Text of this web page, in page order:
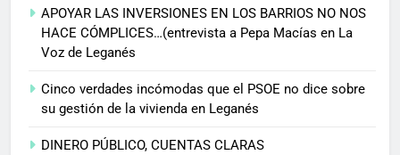
APOYAR LAS INVERSIONES EN LOS BARRIOS NO NOS
HACE CÓMPLICES…(entrevista a Pepa Macías en La
Voz de Leganés
Cinco verdades incómodas que el PSOE no dice sobre
su gestión de la vivienda en Leganés
DINERO PÚBLICO, CUENTAS CLARAS